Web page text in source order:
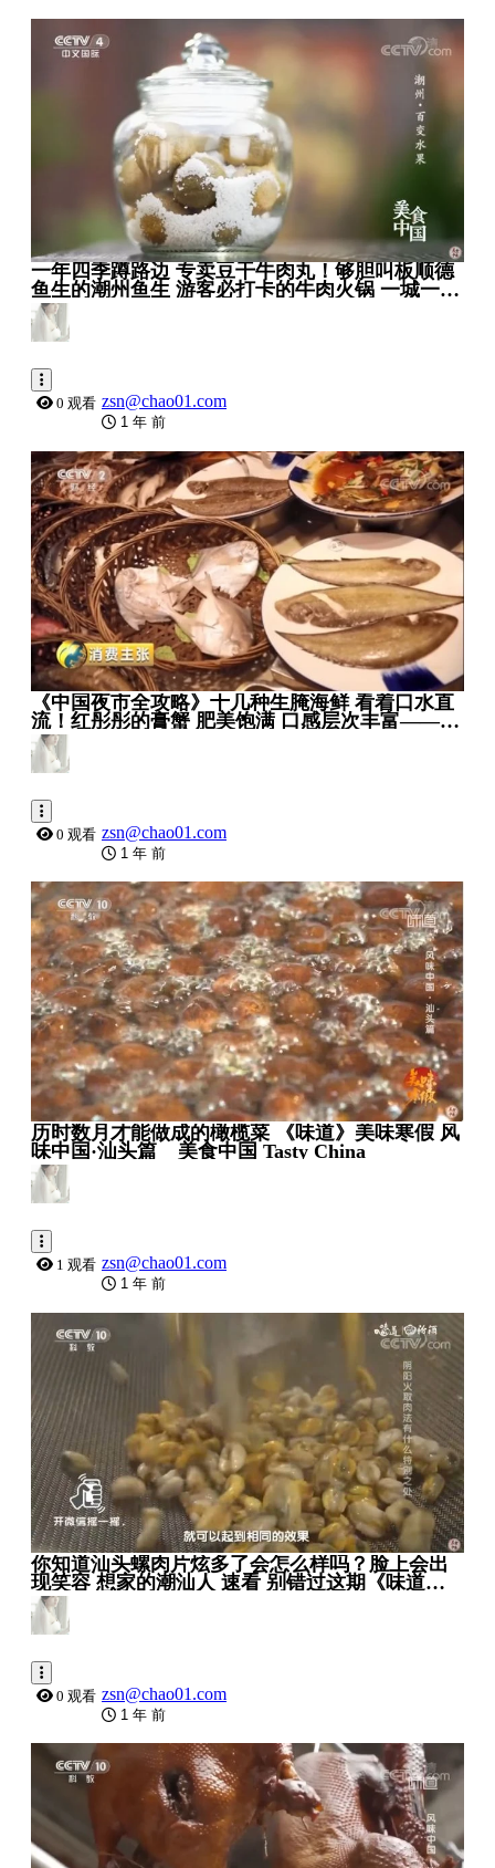
一年四季蹲路边 专卖豆干牛肉丸！够胆叫板顺德
鱼生的潮州鱼生 游客必打卡的牛肉火锅 一城一夜
一滋味 见食见人见江湖！_ 美食中国 Tasty China
0 观看 zsn@chao01.com
1 年 前
0:26:10
《中国夜市全攻略》十几种生腌海鲜 看着口水直
流！红彤彤的膏蟹 肥美饱满 口感层次丰富——汕
头篇 20210626 _ 美食中国 Tasty China
0 观看 zsn@chao01.com
1 年 前
0:03:48
历时数月才能做成的橄榄菜 《味道》美味寒假 风
味中国·汕头篇 _ 美食中国 Tasty China
1 观看 zsn@chao01.com
1 年 前
你知道汕头螺肉片炫多了会怎么样吗？脸上会出
现笑容 想家的潮汕人 速看 别错过这期《味道》
20181003 美食中国 Tasty China_ 美食中国
0 观看 zsn@chao01.com
1 年 前
1:04:23